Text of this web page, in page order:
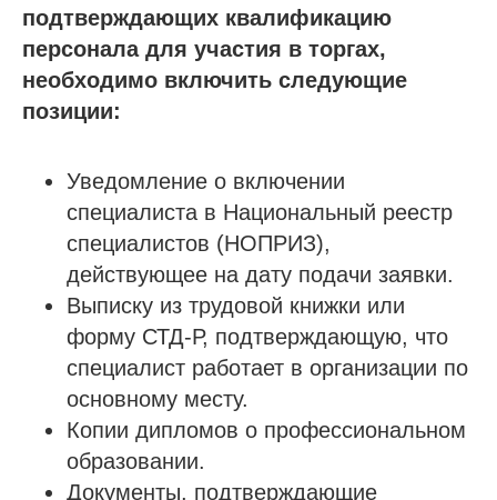
подтверждающих квалификацию
персонала для участия в торгах,
необходимо включить следующие
позиции:
Уведомление о включении
специалиста в Национальный реестр
специалистов (НОПРИЗ),
действующее на дату подачи заявки.
Выписку из трудовой книжки или
форму СТД-Р, подтверждающую, что
специалист работает в организации по
основному месту.
Копии дипломов о профессиональном
образовании.
Документы, подтверждающие